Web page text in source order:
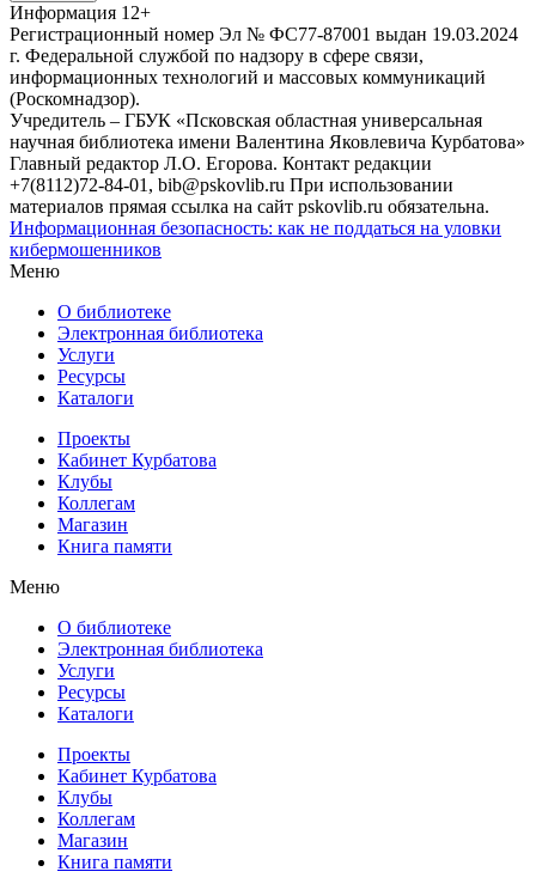
Информация 12+
Регистрационный номер Эл № ФС77-87001 выдан 19.03.2024
г. Федеральной службой по надзору в сфере связи,
информационных технологий и массовых коммуникаций
(Роскомнадзор).
Учредитель – ГБУК «Псковская областная универсальная
научная библиотека имени Валентина Яковлевича Курбатова»
Главный редактор Л.О. Егорова. Контакт редакции
+7(8112)72-84-01, bib@pskovlib.ru При использовании
материалов прямая ссылка на сайт pskovlib.ru обязательна.
Информационная безопасность: как не поддаться на уловки
кибермошенников
Меню
О библиотеке
Электронная библиотека
Услуги
Ресурсы
Каталоги
Проекты
Кабинет Курбатова
Клубы
Коллегам
Магазин
Книга памяти
Меню
О библиотеке
Электронная библиотека
Услуги
Ресурсы
Каталоги
Проекты
Кабинет Курбатова
Клубы
Коллегам
Магазин
Книга памяти